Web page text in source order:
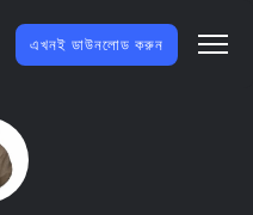
এখনই ডাউনলোড করুন